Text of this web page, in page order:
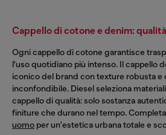
Cappello di cotone e denim:
Ogni cappello di cotone garantisce
l'uso quotidiano più intenso. Il cappello
iconico del brand con texture robusta
inconfondibile. Diesel seleziona
cappello di qualità: solo sostanza
finiture che durano nel tempo.
uomo per un'estetica urbana totale e